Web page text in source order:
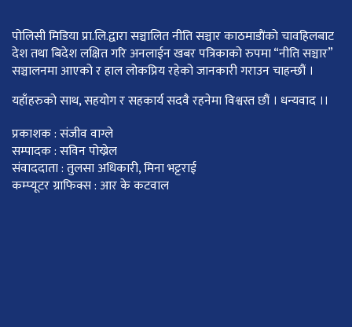
पोलिसी मिडिया प्रा.लि.द्वारा सञ्चालित नीति सञ्चार काठमाडाैंकाे चावहिलबाट
देश तथा बिदेश लक्षित गरि अनलाईन खबर पत्रिकाको रुपमा “नीति सञ्चार”
सञ्चालनमा आएको र हाल लोकप्रिय रहेको जानकारी गराउन चाहन्छौं ।
यहाँहरुको साथ, सहयोग र सहकार्य सदवै रहनेमा विश्वस्त छौं । धन्यवाद ।।
प्रकाशक : संजीव वाग्ले
सम्पादक : सविन पोख्रेल
संवाददाता : तुलसा अधिकारी, मिना भट्टराई
कम्प्यूटर ग्राफिक्स : आर के कटवाल